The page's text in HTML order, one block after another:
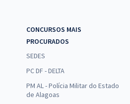
CONCURSOS MAIS
PROCURADOS
SEDES
PC DF - DELTA
PM AL - Polícia Militar do Estado
de Alagoas